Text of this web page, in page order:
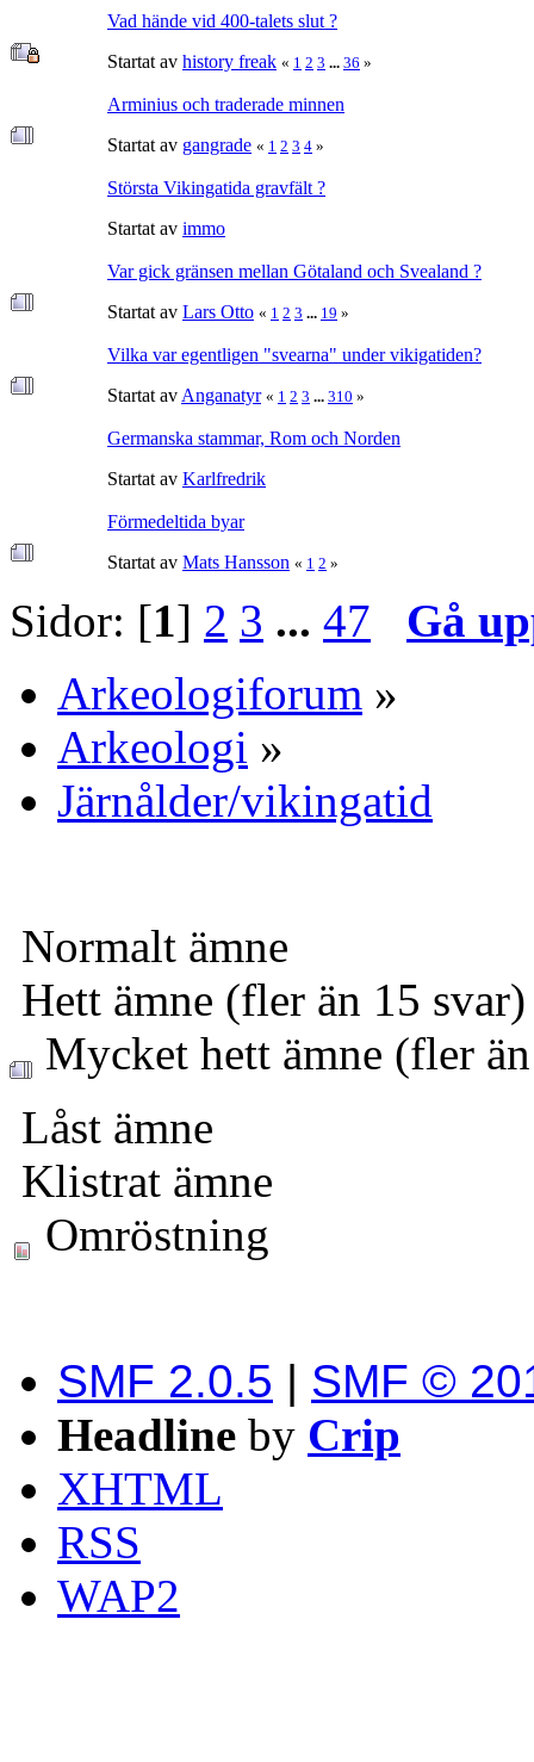
Vad hände vid 400-talets slut ?
Startat av history freak « 1 2 3 ... 36 »
Arminius och traderade minnen
Startat av gangrade « 1 2 3 4 »
Största Vikingatida gravfält ?
Startat av immo
Var gick gränsen mellan Götaland och Svealand ?
Startat av Lars Otto « 1 2 3 ... 19 »
Vilka var egentligen "svearna" under vikigatiden?
Startat av Anganatyr « 1 2 3 ... 310 »
Germanska stammar, Rom och Norden
Startat av Karlfredrik
Förmedeltida byar
Startat av Mats Hansson « 1 2 »
Sidor: [1] 2 3 ... 47
Gå
Arkeologiforum »
Arkeologi »
Järnålder/vikingatid
Normalt ämne
Hett ämne (fler än 15 svar)
Mycket hett ämne (fler
Låst ämne
Klistrat ämne
Omröstning
SMF 2.0.5 | SMF ©
Headline by Crip
XHTML
RSS
WAP2